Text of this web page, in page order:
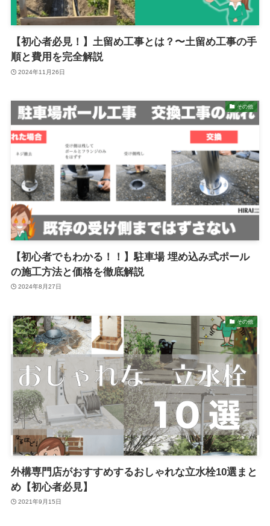
【初心者必見！】土留め工事とは？〜土留め工事の手
順と費用を完全解説
2024年11月26日
その他
【初心者でもわかる！！】駐車場 埋め込み式ポール
の施工方法と価格を徹底解説
2024年8月27日
その他
外構専門店がおすすめするおしゃれな立水栓10選まと
め【初心者必見】
2021年9月15日